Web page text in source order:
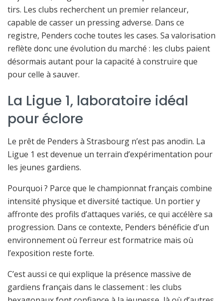
tirs. Les clubs recherchent un premier relanceur,
capable de casser un pressing adverse. Dans ce
registre, Penders coche toutes les cases. Sa valorisation
reflète donc une évolution du marché : les clubs paient
désormais autant pour la capacité à construire que
pour celle à sauver.
La Ligue 1, laboratoire idéal
pour éclore
Le prêt de Penders à Strasbourg n’est pas anodin. La
Ligue 1 est devenue un terrain d’expérimentation pour
les jeunes gardiens.
Pourquoi ? Parce que le championnat français combine
intensité physique et diversité tactique. Un portier y
affronte des profils d’attaques variés, ce qui accélère sa
progression. Dans ce contexte, Penders bénéficie d’un
environnement où l’erreur est formatrice mais où
l’exposition reste forte.
C’est aussi ce qui explique la présence massive de
gardiens français dans le classement : les clubs